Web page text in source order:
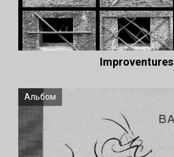
Improventures
Альбом